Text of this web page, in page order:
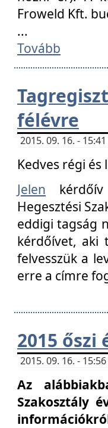
Froweld Kft.
...
Tovább
félévre
2015. 09. 16. -
Kedves régi
Jelen
Hegesztési
eddigi tagság
kérdőívet, aki
felvesszük a
erre a címre
2015 őszi
2015. 09. 16. -
Az
Szakosztály